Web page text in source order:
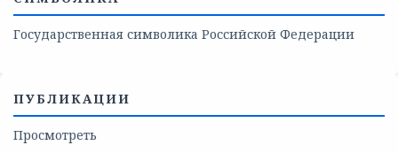
Государственная символика Российской Федерации
ПУБЛИКАЦИИ
Просмотреть